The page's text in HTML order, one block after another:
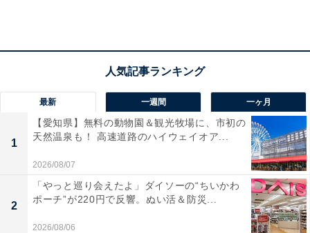
「KFCオリジナルポケットミニトート」は、普段のちょ
っとした外出に便利なサイズになっています。大きな2
つのポケットがさらに利便性を高めており、自立もする
ため収納BOXとしても使用できます。デザインにはケン
タッキーカラーである赤色と白色があしらわれ、カーネ
ルロゴがワンポイントに。サイズは幅26cm×奥行11cm×
高さ14cm程度で、素材はポリエステルです。
最新 一週間 一ヶ月
1
【愛知県】無料の動物園＆観光牧場に、市初の
天然温泉も！ 高速道路のハイウェイオア...
2026/08/07
2
「やっと巡り会えたよ」ダイソーの“ちいかわ
ポーチ”が220円で反響。ぬい活＆防災...
2026/08/06